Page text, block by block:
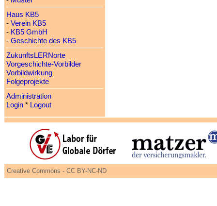
Haus KB5
- Verein KB5
- KB5 GmbH
- Geschichte des KB5
ZukunftsLERNorte
Vorgeschichte-Vorbilder
Vorbildwirkung
Folgeprojekte
Administration
Login* Logout
Creative Commons - CC BY-NC-ND